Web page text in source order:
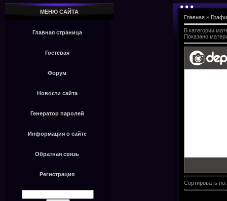
МЕНЮ САЙТА
Главная страница
Гостевая
Форум
Новости сайта
Генератор паролей
Информация о сайте
Обратная связь
Регистрация
Главная »
В категории
Показано
Сортировать по